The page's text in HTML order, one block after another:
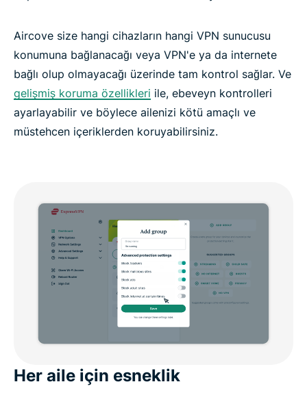
Aircove size hangi cihazların hangi VPN sunucusu
konumuna bağlanacağı veya VPN'e ya da internete
bağlı olup olmayacağı üzerinde tam kontrol sağlar. Ve
gelişmiş koruma özellikleri ile, ebeveyn kontrolleri
ayarlayabilir ve böylece ailenizi kötü amaçlı ve
müstehcen içeriklerden koruyabilirsiniz.
Her aile için esneklik